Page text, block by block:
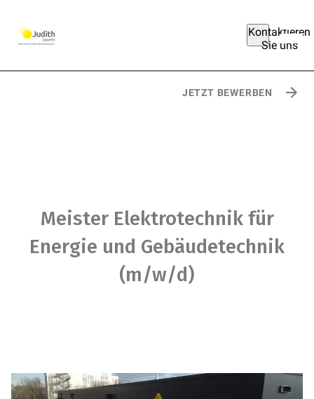
Kontaktieren
Sie uns
zukünftigen
JETZT BEWERBEN
Meister Elektrotechnik für
Energie und Gebäudetechnik
(m/w/d)